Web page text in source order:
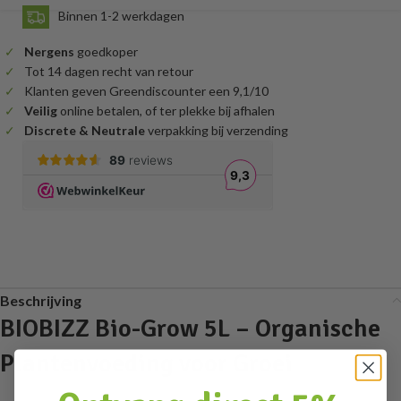
Binnen 1-2 werkdagen
Nergens goedkoper
Tot 14 dagen recht van retour
Klanten geven Greendiscounter een 9,1/10
Veilig online betalen, of ter plekke bij afhalen
Discrete & Neutraleverpakking bij verzending
Beschrijving
BIOBIZZ Bio-Grow 5L – Organische
Plantenvoeding voor Groei